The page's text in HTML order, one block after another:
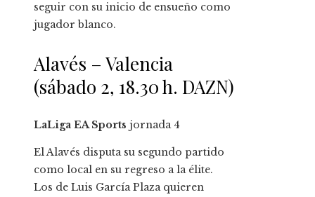
seguir con su inicio de ensueño como
jugador blanco.
Alavés – Valencia
(sábado 2, 18.30 h. DAZN)
LaLiga EA Sports jornada 4
El Alavés disputa su segundo partido
como local en su regreso a la élite.
Los de Luis García Plaza quieren